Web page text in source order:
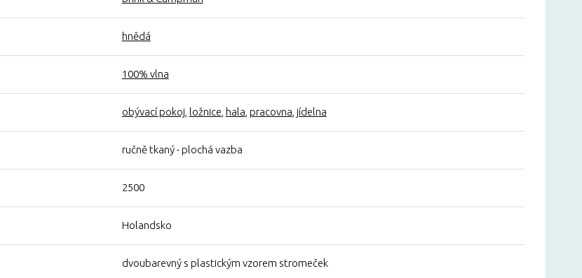
hnědá
100% vlna
obývací pokoj ložnice hala pracovna jídelna
ručně tkaný - plochá vazba
2500
Holandsko
dvoubarevný s plastickým vzorem stromeček